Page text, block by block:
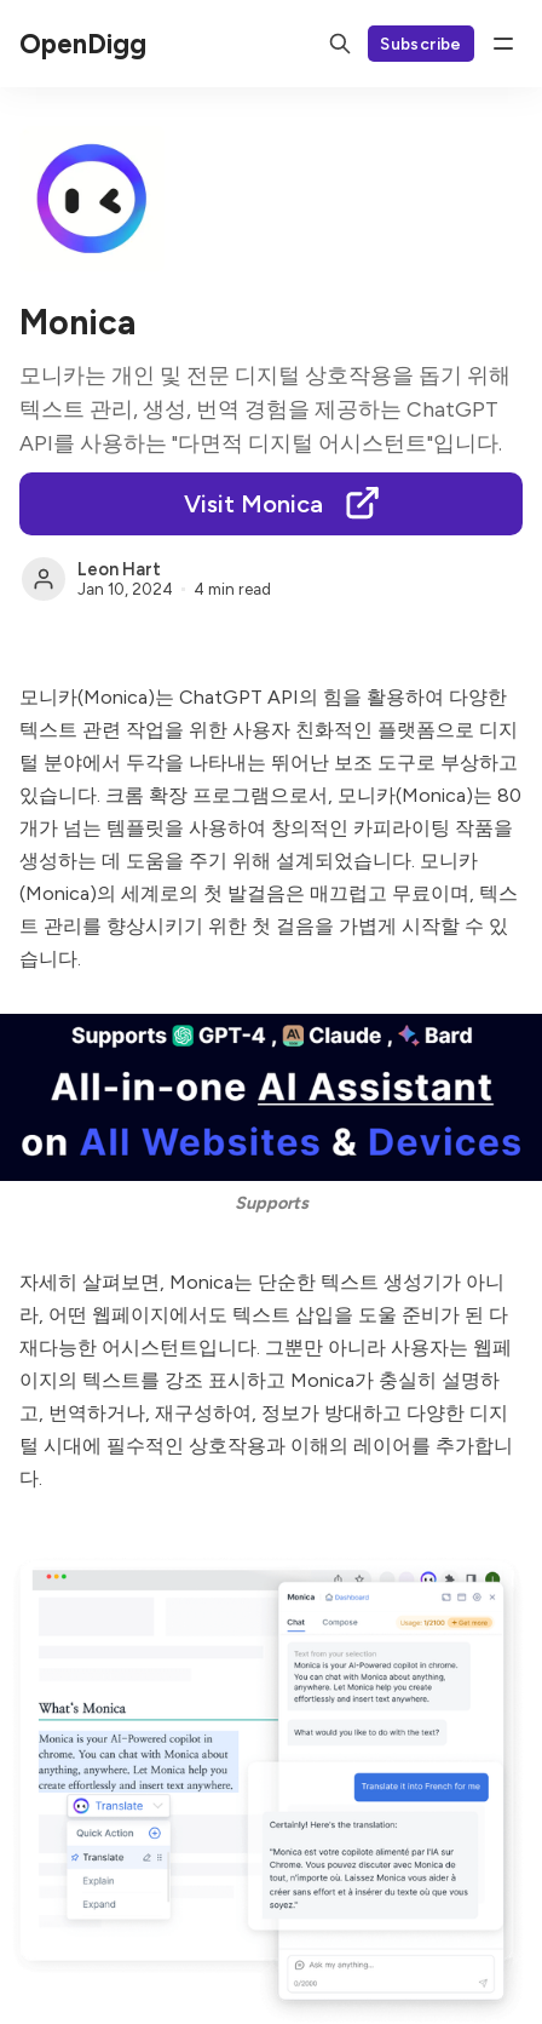
OpenDigg Subscribe
Monica
모니카는 개인 및 전문 디지털 상호작용을 돕기 위해
텍스트 관리, 생성, 번역 경험을 제공하는 ChatGPT
API를 사용하는 "다면적 디지털 어시스턴트"입니다.
Visit Monica
Leon Hart
Jan 10, 2024 4 min read
모니카(Monica)는 ChatGPT API의 힘을 활용하여 다양한
텍스트 관련 작업을 위한 사용자 친화적인 플랫폼으로 디지
털 분야에서 두각을 나타내는 뛰어난 보조 도구로 부상하고
있습니다. 크롬 확장 프로그램으로서, 모니카(Monica)는 80
개가 넘는 템플릿을 사용하여 창의적인 카피라이팅 작품을
생성하는 데 도움을 주기 위해 설계되었습니다. 모니카
(Monica)의 세계로의 첫 발걸음은 매끄럽고 무료이며, 텍스
트 관리를 향상시키기 위한 첫 걸음을 가볍게 시작할 수 있
습니다.
Supports
자세히 살펴보면, Monica는 단순한 텍스트 생성기가 아니
라, 어떤 웹페이지에서도 텍스트 삽입을 도울 준비가 된 다
재다능한 어시스턴트입니다. 그뿐만 아니라 사용자는 웹페
이지의 텍스트를 강조 표시하고 Monica가 충실히 설명하
고, 번역하거나, 재구성하여, 정보가 방대하고 다양한 디지
털 시대에 필수적인 상호작용과 이해의 레이어를 추가합니
다.